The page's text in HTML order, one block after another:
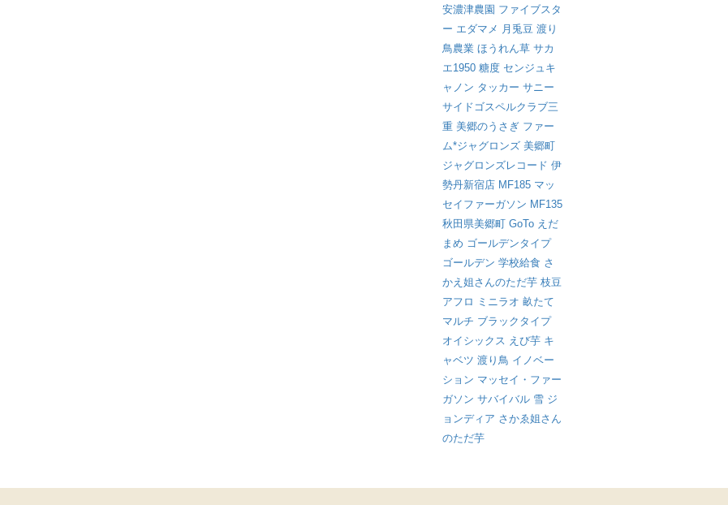
安濃津農園 ファイブスタ
ー エダマメ 月兎豆 渡り
鳥農業 ほうれん草 サカ
エ1950 糖度 センジュキ
ャノン タッカー サニー
サイドゴスペルクラブ三
重 美郷のうさぎ ファー
ム*ジャグロンズ 美郷町
ジャグロンズレコード 伊
勢丹新宿店 MF185 マッ
セイファーガソン MF135
秋田県美郷町 GoTo えだ
まめ ゴールデンタイプ
ゴールデン 学校給食 さ
かえ姐さんのただ芋 枝豆
アフロ ミニラオ 畝たて
マルチ ブラックタイプ
オイシックス えび芋 キ
ャベツ 渡り鳥 イノベー
ション マッセイ・ファー
ガソン サバイバル 雪 ジ
ョンディア さかゑ姐さん
のただ芋